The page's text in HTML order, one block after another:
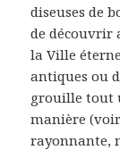
diseuses de
de découvrir
la Ville
antiques ou
grouille tout
manière
rayonnante,